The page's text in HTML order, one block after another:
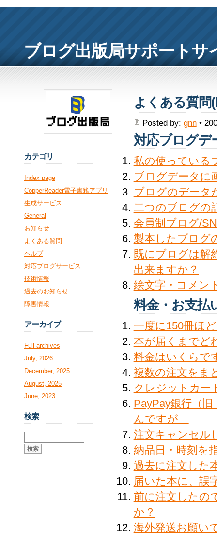
ブログ出版局サポートサ
よくある質問
Posted by: gnn•
対応ブログデ
私の使っている
ブログデータに
ブログのデータ
二つのブログの
会員制ブログ/
製本したブログ
既にブログは解
出来ますか？
絵文字・コメン
料金・お支払
一度に150冊ほ
本が届くまでど
料金はいくらで
複数の注文をま
クレジットカー
PayPay銀行（
んですが…
注文キャンセ
納品日・時刻を
過去に注文した
届いた本に、誤
前に注文したの
か？
海外発送お願い
カテゴリ
Index page
CopperReader電子書籍アプリ
生成サービス
General
お知らせ
よくある質問
ヘルプ
対応ブログサービス
技術情報
過去のお知らせ
障害情報
アーカイブ
Full archives
July, 2026
December, 2025
August, 2025
June, 2023
検索